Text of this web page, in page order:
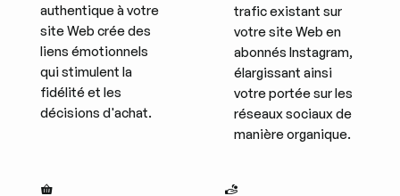
authentique à votre
site Web crée des
liens émotionnels
qui stimulent la
fidélité et les
décisions d'achat.
trafic existant sur
votre site Web en
abonnés Instagram,
élargissant ainsi
votre portée sur les
réseaux sociaux de
manière organique.